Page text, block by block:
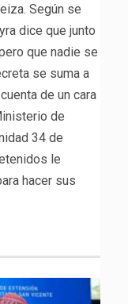
Según se
dice que junto
que nadie se
se suma a
de un cara
de
34 de
le
hacer sus